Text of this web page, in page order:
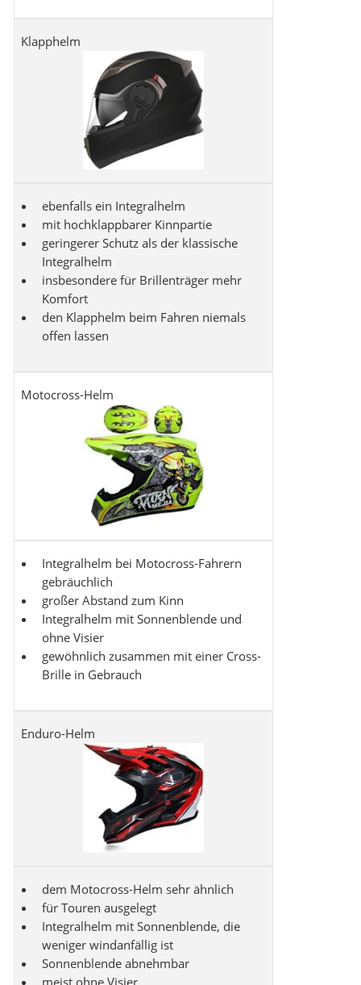
Klapphelm
ebenfalls ein Integralhelm
mit hochklappbarer Kinnpartie
geringerer Schutz als der klassische
Integralhelm
insbesondere für Brillenträger mehr
Komfort
den Klapphelm beim Fahren niemals
offen lassen
Motocross-Helm
Integralhelm bei Motocross-Fahrern
gebräuchlich
großer Abstand zum Kinn
Integralhelm mit Sonnenblende und
ohne Visier
gewöhnlich zusammen mit einer Cross-
Brille in Gebrauch
Enduro-Helm
dem Motocross-Helm sehr ähnlich
für Touren ausgelegt
Integralhelm mit Sonnenblende, die
weniger windanfällig ist
Sonnenblende abnehmbar